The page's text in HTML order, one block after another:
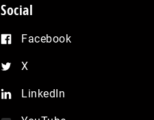
Social
Facebook
X
LinkedIn